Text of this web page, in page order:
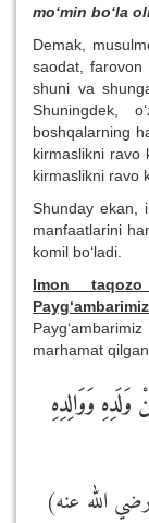
mo‘min bo‘la
Demak,
saodat, farovon
shuni va
Shuningdek,
boshqalarning
kirmaslikni ravo
kirmaslikni ravo
Shunday ekan,
manfaatlarini
komil bo‘ladi.
Imon
marhamat
وَوَالِدِهِ
الله عنه)